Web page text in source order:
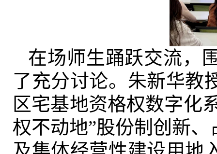
在场师生踊跃交流，
了充分讨论。朱新华教
区宅基地资格权数字化
权不动地”股份制创新